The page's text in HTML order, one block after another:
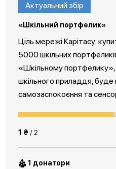
Актуальний збір
«Шкільний портфелик»
Ціль мережі Карітасу:
5000 шкільних
«Шкільному портфелику»,
шкільного приладдя, буде
самозаспокоєння та
1 ₴ / 2
1 донатори